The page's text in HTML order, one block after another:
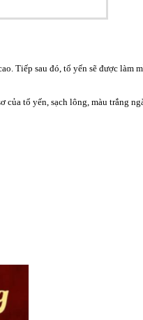
Tiếp sau đó, tổ yến sẽ được làm
tổ yến, sạch lông, màu trắng